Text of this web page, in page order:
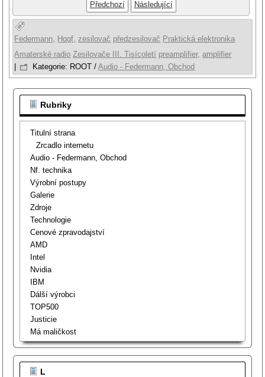
Předchozí Následující
Federmann, Hqqf, zesilovač předzesilovač Praktická elektronika
Amaterské radio Zesilovače III. Tisícoletí preamplifier, amplifier
Kategorie: ROOT /Audio - Federmann, Obchod
Rubriky
Titulní strana
Zrcadlo internetu
Audio - Federmann, Obchod
Nf. technika
Výrobní postupy
Galerie
Zdroje
Technologie
Cenové zpravodajství
AMD
Intel
Nvidia
IBM
Dálší výrobci
TOP500
Justicie
Má maličkost
L